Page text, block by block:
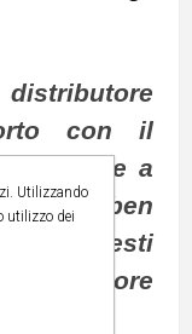
con il
a
che ben
potresti
Utilizzando
utilizzo dei